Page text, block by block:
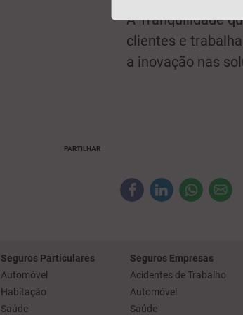
A Tranquilidade
clientes e
a inovação nas
PARTILHAR
Seguros Particulares
Automóvel
Habitação
Saúde
Seguros Empresas
Acidentes de Trabalho
Automóvel
Saúde